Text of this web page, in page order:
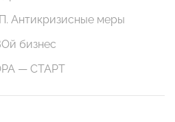
Антикризисные меры
бизнес
— СТАРТ